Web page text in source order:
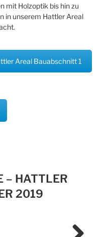
mit Holzoptik bis hin zu
in unserem Hattler Areal
Areal Bauabschnitt 1
– HATTLER
2019